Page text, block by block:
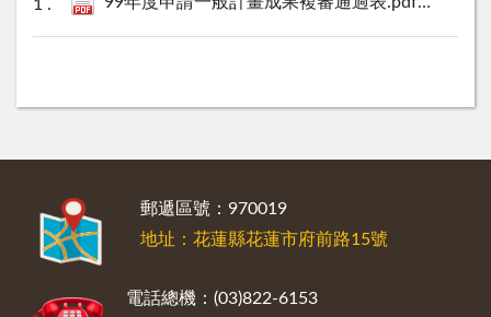
167 KB
郵遞區號：970019
地址：花蓮縣花蓮市府前路15號
電話總機：(03)822-6153